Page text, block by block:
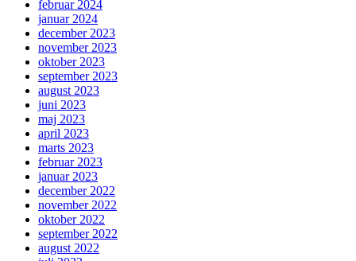
februar 2024
januar 2024
december 2023
november 2023
oktober 2023
september 2023
august 2023
juni 2023
maj 2023
april 2023
marts 2023
februar 2023
januar 2023
december 2022
november 2022
oktober 2022
september 2022
august 2022